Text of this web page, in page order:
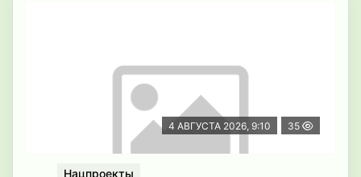
4 АВГУСТА 2026, 9:10 35
Нацпроекты